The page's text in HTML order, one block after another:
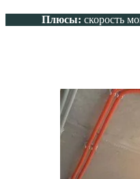
Плюсы: скорость